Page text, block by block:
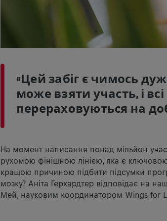
«Цей забіг є чимось
може взяти участь, і
перераховуються на
На момент написання понад мільйон
рухомою фінішною лінією, яка є
кращою причиною підбити підсумки
мозку? Аніта Герхардтер відповідає на
Мей, науковим координатором Wings for